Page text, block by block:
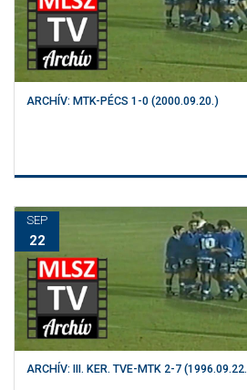
ARCHÍV: MTK-PÉCS 1-0 (2000.09.20.)
SEP
22
ARCHÍV: III. KER. TVE-MTK 2-7